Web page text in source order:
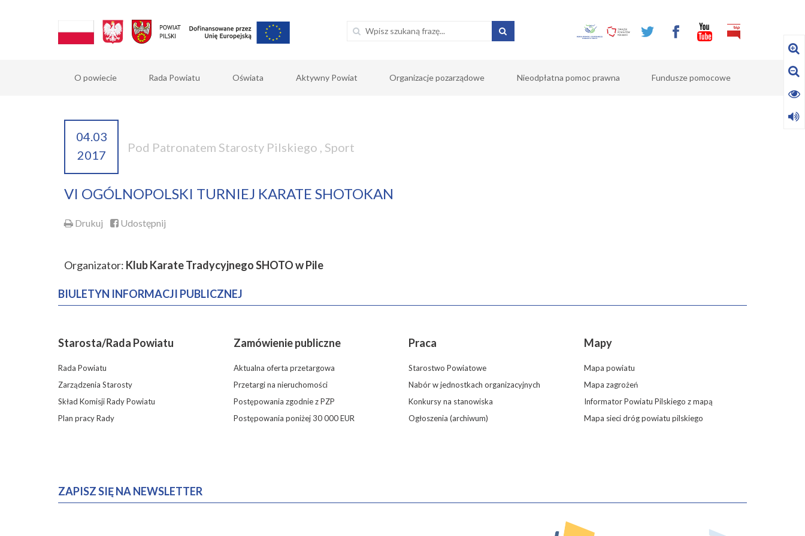
O powiecie Rada Powiatu Oświata Aktywny Powiat Organizacje pozarządowe Nieodpłatna pomoc prawna Fundusze pomocowe
04.03
2017
Pod Patronatem Starosty Pilskiego Sport
VI OGÓLNOPOLSKI TURNIEJ KARATE SHOTOKAN
Drukuj Udostępnij
Organizator: Klub Karate Tradycyjnego SHOTO w Pile
BIULETYN INFORMACJI PUBLICZNEJ
Starosta/Rada Powiatu
Rada Powiatu
Zarządzenia Starosty
Skład Komisji Rady Powiatu
Plan pracy Rady
Zamówienie publiczne
Aktualna oferta przetargowa
Przetargi na nieruchomości
Postępowania zgodnie z PZP
Postępowania poniżej 30 000 EUR
Praca
Starostwo Powiatowe
Nabór w jednostkach organizacyjnych
Konkursy na stanowiska
Ogłoszenia (archiwum)
Mapy
Mapa powiatu
Mapa zagrożeń
Informator Powiatu Pilskiego z mapą
Mapa sieci dróg powiatu pilskiego
ZAPISZ SIĘ NA NEWSLETTER